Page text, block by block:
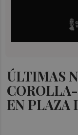
ÚLTIMAS
EN PLAZA